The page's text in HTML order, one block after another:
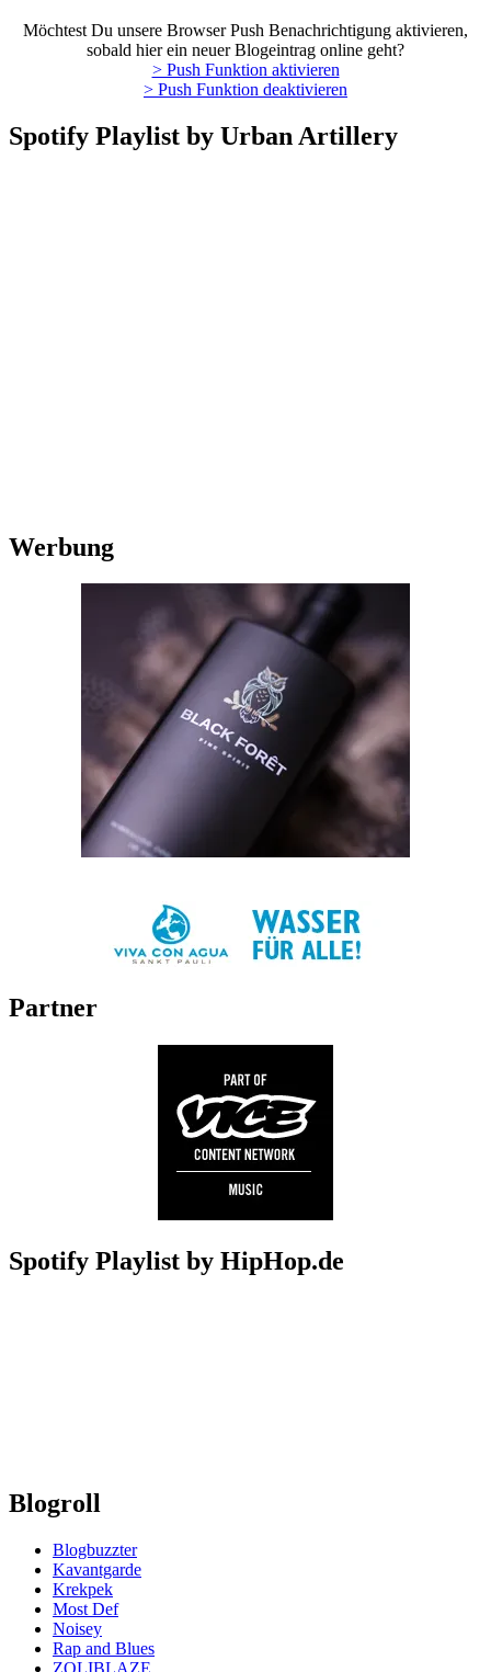
Möchtest Du unsere Browser Push Benachrichtigung aktivieren,
sobald hier ein neuer Blogeintrag online geht?
> Push Funktion aktivieren
> Push Funktion deaktivieren
Spotify Playlist by Urban Artillery
Werbung
Partner
Spotify Playlist by HipHop.de
Blogroll
Blogbuzzter
Kavantgarde
Krekpek
Most Def
Noisey
Rap and Blues
ZOLIBLAZE